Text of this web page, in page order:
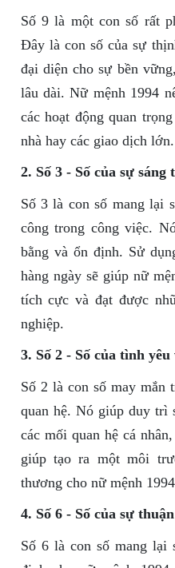
Số 9 là một con số rất
Đây là con số của sự
đại diện cho sự bền
lâu dài. Nữ mệnh 1994
các hoạt động quan
nhà hay các giao dịch lớn.
2. Số 3 - Số của sự sáng
Số 3 là con số mang lại
công trong công việc.
bằng và ổn định. Sử
hàng ngày sẽ giúp nữ
tích cực và đạt được
nghiệp.
3. Số 2 - Số của tình
Số 2 là con số may mắn
quan hệ. Nó giúp duy trì
các mối quan hệ cá
giúp tạo ra một môi
thương cho nữ mệnh
4. Số 6 - Số của sự
Số 6 là con số mang lại